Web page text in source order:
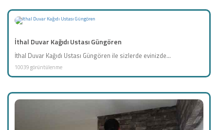
İthal Duvar Kağıdı Ustası Güngören
İthal Duvar Kağıdı Ustası Güngören ile sizlerde evinizde...
10039 görüntülenme